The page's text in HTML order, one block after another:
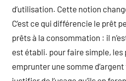
d’utilisation. Cette notion
C’est ce qui différencie le prêt
prêts à la consommation : il
est établi. pour faire simple,
emprunter une somme